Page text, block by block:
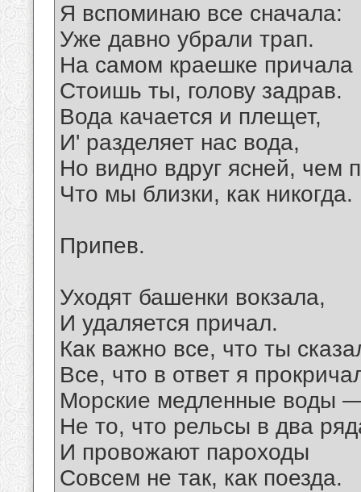
Я вспоминаю все сначала:
Уже давно убрали трап.
На самом краешке причала
Стоишь ты, голову задрав.
Вода качается и плещет,
И' разделяет нас вода,
Но видно вдруг ясней, чем
Что мы близки, как никогда.
Припев.
Уходят башенки вокзала,
И удаляется причал.
Как важно все, что ты
Все, что в ответ я
Морские медленные воды
Не то, что рельсы в два
И провожают пароходы
Совсем не так, как поезда.